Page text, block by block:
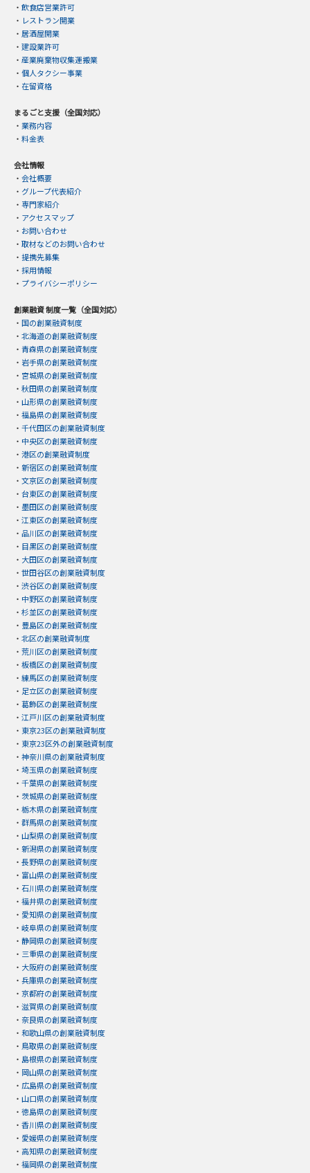
・ 飲食店営業許可
・ レストラン開業
・ 居酒屋開業
・ 建設業許可
・ 産業廃棄物収集運搬業
・ 個人タクシー事業
・ 在留資格
まるごと支援（全国対応）
・ 業務内容
・ 料金表
会社情報
・ 会社概要
・ グループ代表紹介
・ 専門家紹介
・ アクセスマップ
・ お問い合わせ
・ 取材などのお問い合わせ
・ 提携先募集
・ 採用情報
・ プライバシーポリシー
創業融資 制度一覧（全国対応）
・ 国の創業融資制度
・ 北海道の創業融資制度
・ 青森県の創業融資制度
・ 岩手県の創業融資制度
・ 宮城県の創業融資制度
・ 秋田県の創業融資制度
・ 山形県の創業融資制度
・ 福島県の創業融資制度
・ 千代田区の創業融資制度
・ 中央区の創業融資制度
・ 港区の創業融資制度
・ 新宿区の創業融資制度
・ 文京区の創業融資制度
・ 台東区の創業融資制度
・ 墨田区の創業融資制度
・ 江東区の創業融資制度
・ 品川区の創業融資制度
・ 目黒区の創業融資制度
・ 大田区の創業融資制度
・ 世田谷区の創業融資制度
・ 渋谷区の創業融資制度
・ 中野区の創業融資制度
・ 杉並区の創業融資制度
・ 豊島区の創業融資制度
・ 北区の創業融資制度
・ 荒川区の創業融資制度
・ 板橋区の創業融資制度
・ 練馬区の創業融資制度
・ 足立区の創業融資制度
・ 葛飾区の創業融資制度
・ 江戸川区の創業融資制度
・ 東京23区の創業融資制度
・ 東京23区外の創業融資制度
・ 神奈川県の創業融資制度
・ 埼玉県の創業融資制度
・ 千葉県の創業融資制度
・ 茨城県の創業融資制度
・ 栃木県の創業融資制度
・ 群馬県の創業融資制度
・ 山梨県の創業融資制度
・ 新潟県の創業融資制度
・ 長野県の創業融資制度
・ 富山県の創業融資制度
・ 石川県の創業融資制度
・ 福井県の創業融資制度
・ 愛知県の創業融資制度
・ 岐阜県の創業融資制度
・ 静岡県の創業融資制度
・ 三重県の創業融資制度
・ 大阪府の創業融資制度
・ 兵庫県の創業融資制度
・ 京都府の創業融資制度
・ 滋賀県の創業融資制度
・ 奈良県の創業融資制度
・ 和歌山県の創業融資制度
・ 鳥取県の創業融資制度
・ 島根県の創業融資制度
・ 岡山県の創業融資制度
・ 広島県の創業融資制度
・ 山口県の創業融資制度
・ 徳島県の創業融資制度
・ 香川県の創業融資制度
・ 愛媛県の創業融資制度
・ 高知県の創業融資制度
・ 福岡県の創業融資制度